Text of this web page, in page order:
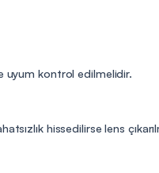
uyum kontrol edilmelidir.
hissedilirse lens